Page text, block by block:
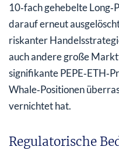
10‑fach gehebelte
darauf erneut
riskanter
auch andere große
signifikante
Whale‑Positionen
vernichtet hat.
Regulatorische